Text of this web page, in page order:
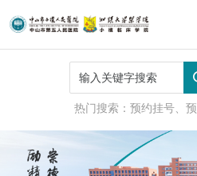
热门搜索：预约挂号、预防接种